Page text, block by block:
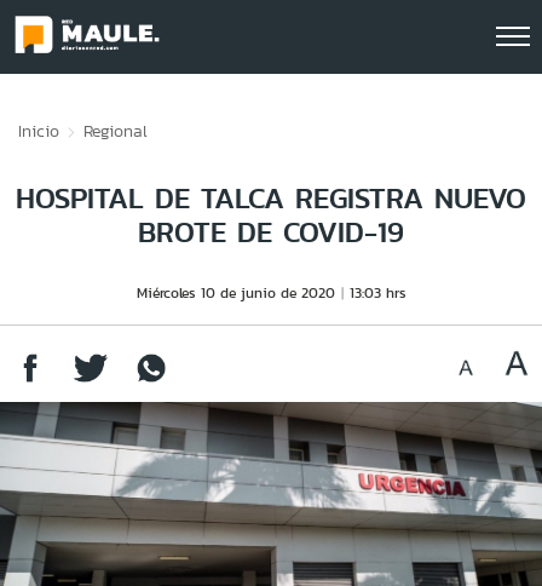
Inicio Regional
HOSPITAL DE TALCA REGISTRA NUEVO
BROTE DE COVID-19
Miércoles 10 de junio de 2020 13:03 hrs